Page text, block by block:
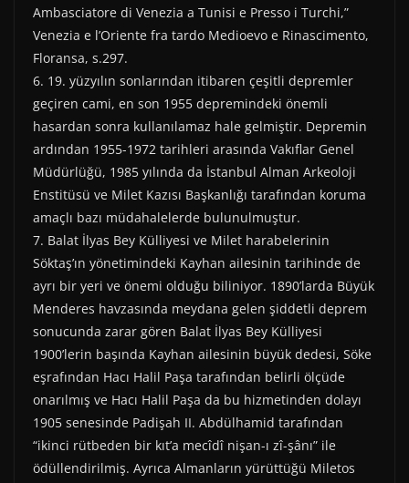
Ambasciatore di Venezia a Tunisi e Presso i Turchi,”
Venezia e l’Oriente fra tardo Medioevo e Rinascimento,
Floransa, s.297.
6. 19. yüzyılın sonlarından itibaren çeşitli depremler
geçiren cami, en son 1955 depremindeki önemli
hasardan sonra kullanılamaz hale gelmiştir. Depremin
ardından 1955-1972 tarihleri arasında Vakıflar Genel
Müdürlüğü, 1985 yılında da İstanbul Alman Arkeoloji
Enstitüsü ve Milet Kazısı Başkanlığı tarafından koruma
amaçlı bazı müdahalelerde bulunulmuştur.
7. Balat İlyas Bey Külliyesi ve Milet harabelerinin
Söktaş’ın yönetimindeki Kayhan ailesinin tarihinde de
ayrı bir yeri ve önemi olduğu biliniyor. 1890’larda Büyük
Menderes havzasında meydana gelen şiddetli deprem
sonucunda zarar gören Balat İlyas Bey Külliyesi
1900’lerin başında Kayhan ailesinin büyük dedesi, Söke
eşrafından Hacı Halil Paşa tarafından belirli ölçüde
onarılmış ve Hacı Halil Paşa da bu hizmetinden dolayı
1905 senesinde Padişah II. Abdülhamid tarafından
“ikinci rütbeden bir kıt’a mecîdî nişan-ı zî-şânı” ile
ödüllendirilmiş. Ayrıca Almanların yürüttüğü Miletos